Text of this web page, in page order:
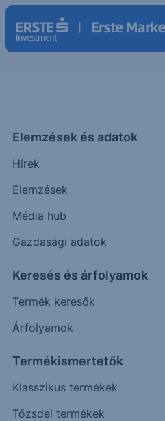
Elemzések és adatok
Hírek
Elemzések
Média hub
Gazdasági adatok
Keresés és árfolyamok
Termék keresők
Árfolyamok
Termékismertetők
Klasszikus termékek
Tőzsdei termékek
ACST(USA)
Acasti Pharma Inc.
2.38 USD
Időpont: 23.07.11. 22:01
Előző záró:
2.38
Árfolyamértesítő rögzítése
További információk kérése